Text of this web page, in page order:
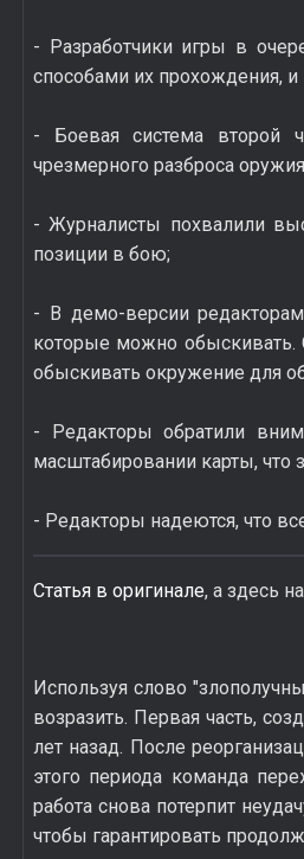
- Разработчики игры в
способами их прохождения,
- Боевая система второй
чрезмерного разброса
- Журналисты похвалили
позиции в бою;
- В демо-версии
которые можно обыскивать.
обыскивать окружение для
- Редакторы обратили
масштабировании карты, что
- Редакторы надеются, что
Статья в оригинале, а здесь
Используя слово
возразить. Первая часть,
лет назад. После
этого периода команда
работа снова потерпит
чтобы гарантировать